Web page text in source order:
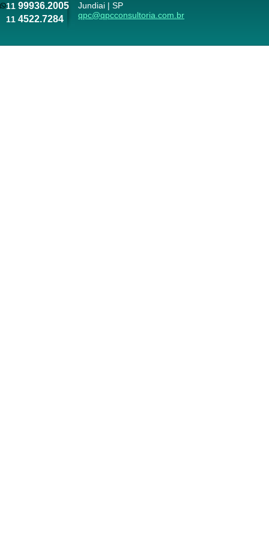
11 99936.2005
11 4522.7284
Jundiai | SP
qpc@qpcconsultoria.com.br